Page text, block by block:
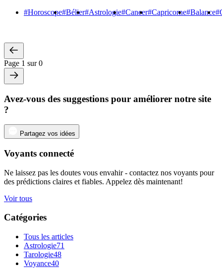
#Horoscope#Bélier#Astrologie#Cancer#Capricorne#Balance
Page 1 sur 0
Avez-vous des suggestions pour améliorer notre site
?
Partagez vos idées
Voyants connecté
Ne laissez pas les doutes vous envahir - contactez nos voyants pour
des prédictions claires et fiables. Appelez dès maintenant!
Voir tous
Catégories
Tous les articles
Astrologie71
Tarologie48
Voyance40